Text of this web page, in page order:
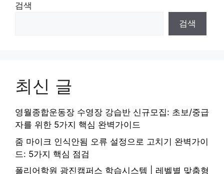
검색
검색
최신 글
영월종합운동장 수영장 강습반 신규모집: 초보/중급
자를 위한 5가지 핵심 완벽가이드
줌 마이크 인식안됨 오류 설정으로 고치기 완벽가이
드: 5가지 핵심 점검
폴리어학원 광진캠퍼스 학습시스템 | 레벨별 맞춤형